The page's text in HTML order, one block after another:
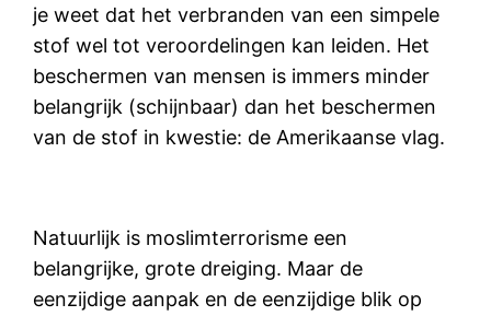
je weet dat het verbranden van een simpele
stof wel tot veroordelingen kan leiden. Het
beschermen van mensen is immers minder
belangrijk (schijnbaar) dan het beschermen
van de stof in kwestie: de Amerikaanse vlag.
Natuurlijk is moslimterrorisme een
belangrijke, grote dreiging. Maar de
eenzijdige aanpak en de eenzijdige blik op